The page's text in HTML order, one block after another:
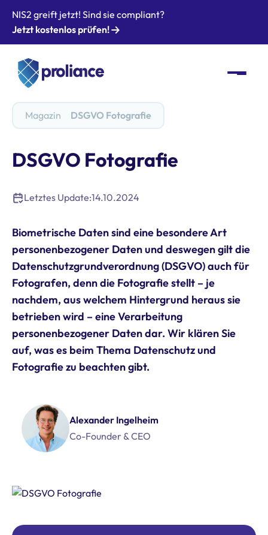
NIS2 greift jetzt! Sind sie compliant?
Jetzt kostenlos prüfen!
Magazin DSGVO Fotografie
DSGVO Fotografie
Letztes Update:14.10.2024
Biometrische Daten sind eine besondere Art
personenbezogener Daten und deswegen gilt die
Datenschutzgrundverordnung (DSGVO) auch für
Fotografen, denn die Fotografie stellt – je
nachdem, aus welchem Hintergrund heraus sie
betrieben wird – eine Verarbeitung
personenbezogener Daten dar. Wir klären Sie
auf, was es beim Thema Datenschutz und
Fotografie zu beachten gibt.
Alexander Ingelheim
Co-Founder & CEO